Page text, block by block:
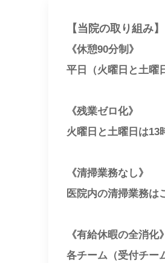
【当院の取り組み】
《休憩90分制》
平日（火曜日と土曜
《残業ゼロ化》
火曜日と土曜日は13
《清掃業務なし》
医院内の清掃業務は
《有給休暇の全消化》
各チーム（受付チー